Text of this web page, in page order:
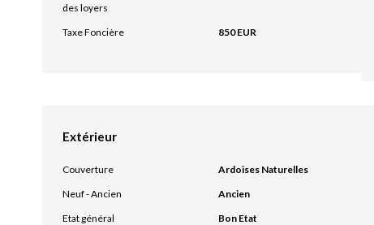
des loyers
Taxe Foncière 850 EUR
Extérieur
Couverture
Ardoises Naturelles
Neuf - Ancien
Ancien
Etat général
Bon Etat